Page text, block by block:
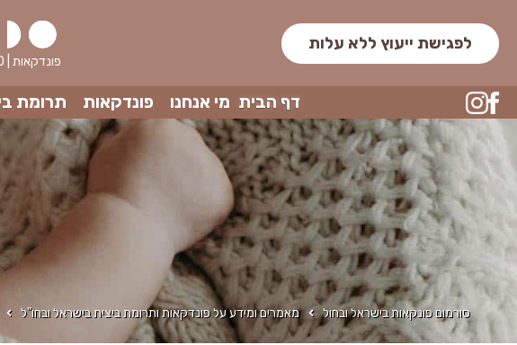
לפגישת ייעוץ ללא עלות
Creating a family with a family | Est 2010 | פונדקאות
דף הבית מי אנחנו פונדקאות תרומת
סורמום פונקאות בישראל ובחול מאמרים ומידע על פונדקאות ותרומת ביצית בישראל ובחו"ל